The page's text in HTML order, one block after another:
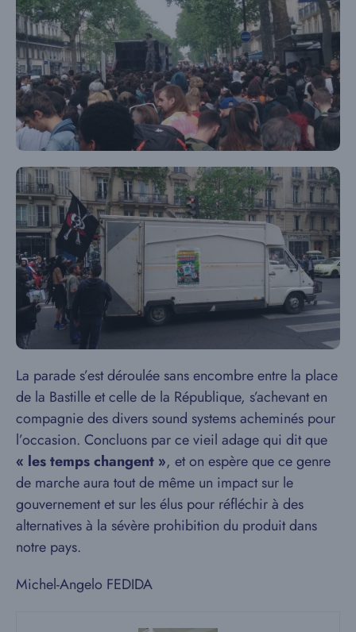
La parade s’est déroulée sans encombre entre la place
de la Bastille et celle de la République, s’achevant en
compagnie des divers sound systems acheminés pour
l’occasion. Concluons par ce vieil adage qui dit que
« les temps changent », et on espère que ce genre
de marche aura tout de même un impact sur le
gouvernement et sur les élus pour réfléchir à des
alternatives à la sévère prohibition du produit dans
notre pays.
Michel-Angelo FEDIDA